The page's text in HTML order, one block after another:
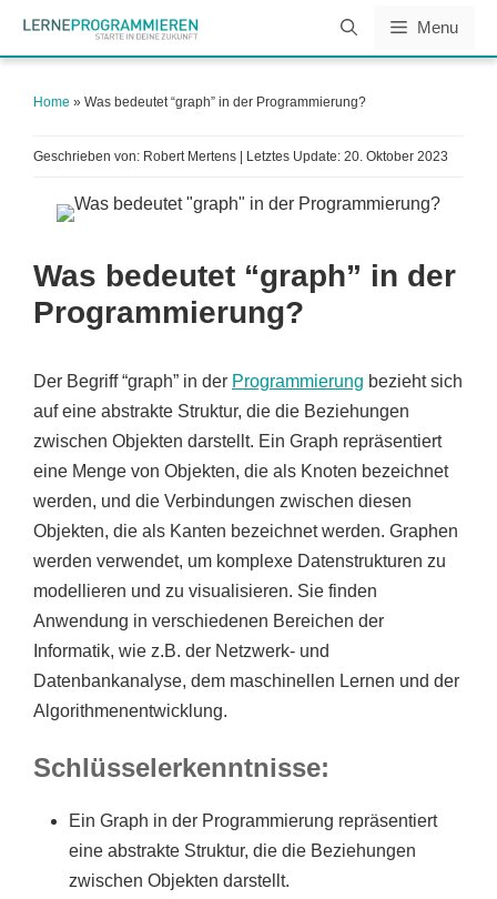
Menu
Home » Was bedeutet “graph” in der Programmierung?
Geschrieben von: Robert Mertens | Letztes Update: 20. Oktober 2023
Was bedeutet “graph” in der
Programmierung?
Der Begriff “graph” in der Programmierung bezieht sich
auf eine abstrakte Struktur, die die Beziehungen
zwischen Objekten darstellt. Ein Graph repräsentiert
eine Menge von Objekten, die als Knoten bezeichnet
werden, und die Verbindungen zwischen diesen
Objekten, die als Kanten bezeichnet werden. Graphen
werden verwendet, um komplexe Datenstrukturen zu
modellieren und zu visualisieren. Sie finden
Anwendung in verschiedenen Bereichen der
Informatik, wie z.B. der Netzwerk- und
Datenbankanalyse, dem maschinellen Lernen und der
Algorithmenentwicklung.
Schlüsselerkenntnisse:
Ein Graph in der Programmierung repräsentiert
eine abstrakte Struktur, die die Beziehungen
zwischen Objekten darstellt.